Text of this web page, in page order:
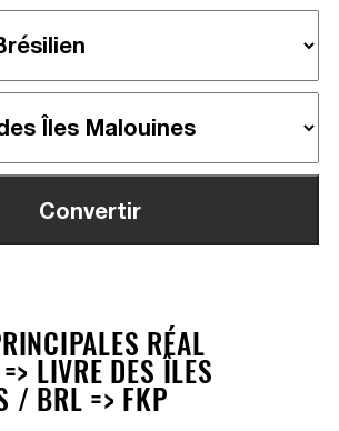
RÉAL
LIVRE DES ÎLES
/ BRL => FKP